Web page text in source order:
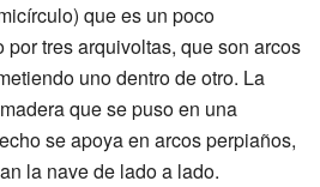
que es un poco
por tres arquivoltas, que son arcos
uno dentro de otro. La
que se puso en una
se apoya en arcos perpiaños,
la nave de lado a lado.